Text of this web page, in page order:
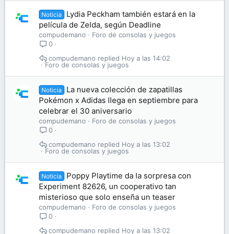
Noticia
Lydia Peckham también estará en la
película de Zelda, según Deadline
compudemano
Foro de consolas y juegos
0
Foro de consolas y juegos
Hoy a las 14:02
compudemano
Noticia
La nueva colección de zapatillas
Pokémon x Adidas llega en septiembre para
celebrar el 30 aniversario
compudemano
Foro de consolas y juegos
0
Foro de consolas y juegos
Hoy a las 13:02
compudemano
Noticia
Poppy Playtime da la sorpresa con
Experiment 82626, un cooperativo tan
misterioso que solo enseña un teaser
compudemano
Foro de consolas y juegos
0
Hoy a las 13:02
compudemano